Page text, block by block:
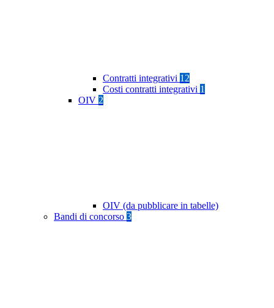
Contratti integrativi 12
Costi contratti integrativi 1
OIV 2
OIV (da pubblicare in tabelle)
Bandi di concorso 3